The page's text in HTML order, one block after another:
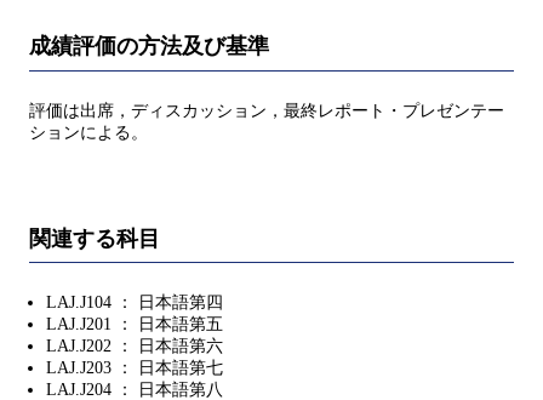
成績評価の方法及び基準
評価は出席，ディスカッション，最終レポート・プレゼンテー
ションによる。
関連する科目
LAJ.J104 ： 日本語第四
LAJ.J201 ： 日本語第五
LAJ.J202 ： 日本語第六
LAJ.J203 ： 日本語第七
LAJ.J204 ： 日本語第八